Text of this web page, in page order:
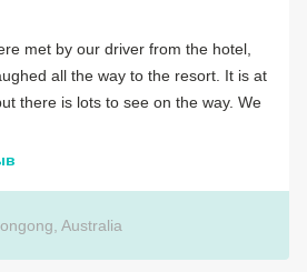
met by our driver from the hotel,
all the way to the resort. It is at
there is lots to see on the way. We
Australia